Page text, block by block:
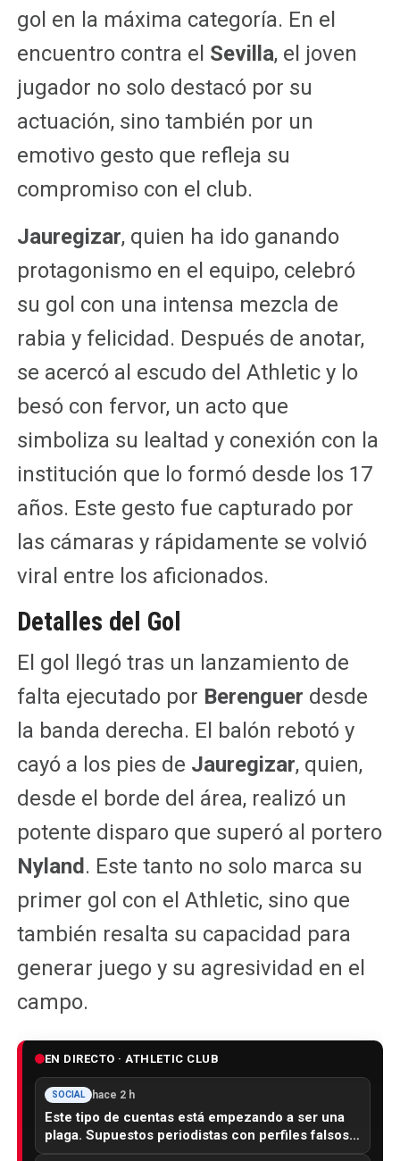
gol en la máxima categoría. En el
encuentro contra el Sevilla, el joven
jugador no solo destacó por su
actuación, sino también por un
emotivo gesto que refleja su
compromiso con el club.
Jauregizar, quien ha ido ganando
protagonismo en el equipo, celebró
su gol con una intensa mezcla de
rabia y felicidad. Después de anotar,
se acercó al escudo del Athletic y lo
besó con fervor, un acto que
simboliza su lealtad y conexión con la
institución que lo formó desde los 17
años. Este gesto fue capturado por
las cámaras y rápidamente se volvió
viral entre los aficionados.
Detalles del Gol
El gol llegó tras un lanzamiento de
falta ejecutado por Berenguer desde
la banda derecha. El balón rebotó y
cayó a los pies de Jauregizar, quien,
desde el borde del área, realizó un
potente disparo que superó al portero
Nyland . Este tanto no solo marca su
primer gol con el Athletic, sino que
también resalta su capacidad para
generar juego y su agresividad en el
campo.
EN DIRECTO · ATHLETIC CLUB
SOCIAL hace 2 h
Este tipo de cuentas está empezando a ser una
plaga. Supuestos periodistas con perfiles falsos…